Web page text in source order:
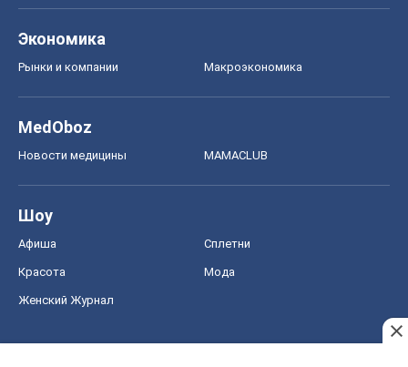
Экономика
Рынки и компании Mакроэкономика
MedOboz
Новости медицины MAMACLUB
Шоу
Афиша Сплетни
Красота Мода
Женский Журнал